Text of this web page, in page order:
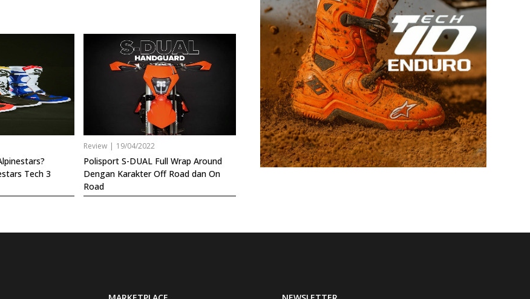
Tech 3
Review | 19/04/2022
Polisport S-DUAL Full Wrap Around
Dengan Karakter Off Road dan On
Road